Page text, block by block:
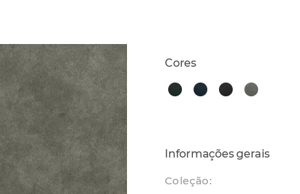
Cores
Informações gerais
Coleção: